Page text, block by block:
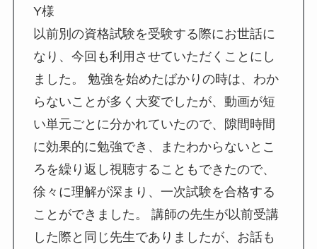
Y様
以前別の資格試験を受験する際にお世話に
なり、今回も利用させていただくことにし
ました。 勉強を始めたばかりの時は、わか
らないことが多く大変でしたが、動画が短
い単元ごとに分かれていたので、隙間時間
に効果的に勉強でき、またわからないとこ
ろを繰り返し視聴することもできたので、
徐々に理解が深まり、一次試験を合格する
ことができました。 講師の先生が以前受講
した際と同じ先生でありましたが、お話も